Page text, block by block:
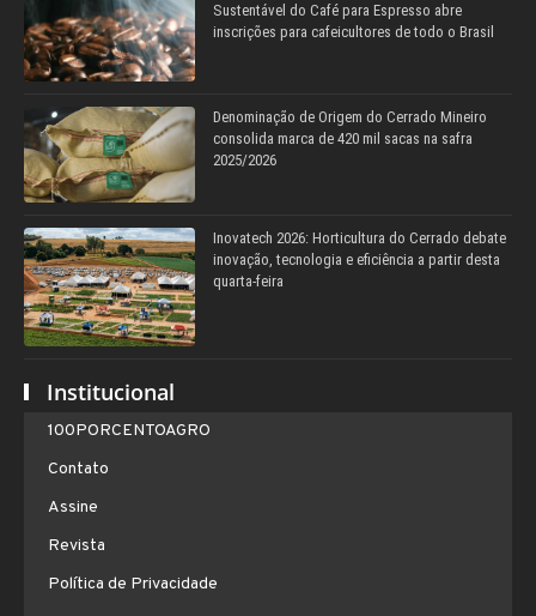
Sustentável do Café para Espresso abre
inscrições para cafeicultores de todo o Brasil
Denominação de Origem do Cerrado Mineiro
consolida marca de 420 mil sacas na safra
2025/2026
Inovatech 2026: Horticultura do Cerrado debate
inovação, tecnologia e eficiência a partir desta
quarta-feira
Institucional
100PORCENTOAGRO
Contato
Assine
Revista
Política de Privacidade